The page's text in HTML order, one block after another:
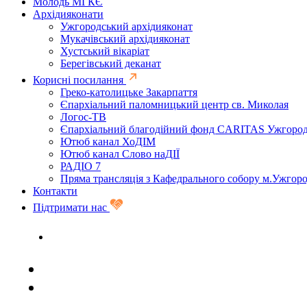
Архідияконати
Ужгородський архідияконат
Мукачівський архідияконат
Хустський вікаріат
Берегівський деканат
Корисні посилання
Греко-католицьке Закарпаття
Єпархіальний паломницький центр св. Миколая
Логос-ТВ
Єпархіальний благодійний фонд CARITAS
Ютюб канал ХоДІМ
Ютюб канал Слово наДІЇ
РАДІО 7
Пряма трансляція з Кафедрального собору
Контакти
Підтримати нас